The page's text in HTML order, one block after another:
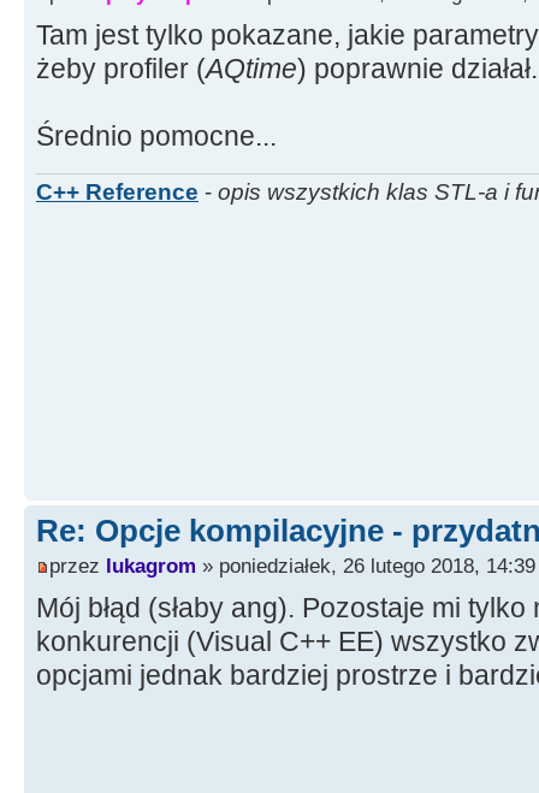
Tam jest tylko pokazane, jakie
żeby profiler (AQtime) poprawnie działał.
Średnio pomocne...
C++ Reference - opis wszystkich klas STL-a i
Re: Opcje kompilacyjne -
przez lukagrom » poniedziałek, 26 lutego 2018, 14:39
Mój błąd (słaby ang). Pozostaje mi
konkurencji (Visual C++ EE) wszystko
opcjami jednak bardziej prostrze i